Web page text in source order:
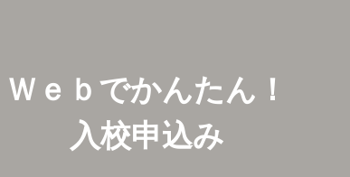
Ｗｅｂでかんたん！
入校申込み